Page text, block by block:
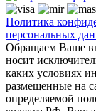
Политика
персональных
Обращаем Ваше
носит
каких условиях
размещенные на
определяемой